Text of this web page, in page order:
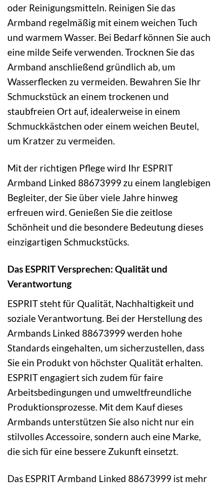
oder Reinigungsmitteln. Reinigen Sie das
Armband regelmäßig mit einem weichen Tuch
und warmem Wasser. Bei Bedarf können Sie auch
eine milde Seife verwenden. Trocknen Sie das
Armband anschließend gründlich ab, um
Wasserflecken zu vermeiden. Bewahren Sie Ihr
Schmuckstück an einem trockenen und
staubfreien Ort auf, idealerweise in einem
Schmuckkästchen oder einem weichen Beutel,
um Kratzer zu vermeiden.
Mit der richtigen Pflege wird Ihr ESPRIT
Armband Linked 88673999 zu einem langlebigen
Begleiter, der Sie über viele Jahre hinweg
erfreuen wird. Genießen Sie die zeitlose
Schönheit und die besondere Bedeutung dieses
einzigartigen Schmuckstücks.
Das ESPRIT Versprechen: Qualität und
Verantwortung
ESPRIT steht für Qualität, Nachhaltigkeit und
soziale Verantwortung. Bei der Herstellung des
Armbands Linked 88673999 werden hohe
Standards eingehalten, um sicherzustellen, dass
Sie ein Produkt von höchster Qualität erhalten.
ESPRIT engagiert sich zudem für faire
Arbeitsbedingungen und umweltfreundliche
Produktionsprozesse. Mit dem Kauf dieses
Armbands unterstützen Sie also nicht nur ein
stilvolles Accessoire, sondern auch eine Marke,
die sich für eine bessere Zukunft einsetzt.
Das ESPRIT Armband Linked 88673999 ist mehr